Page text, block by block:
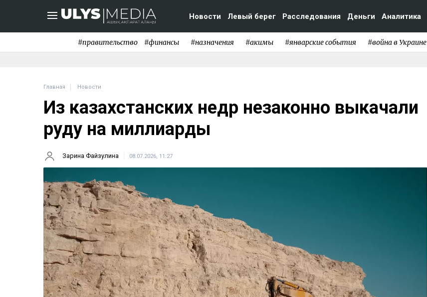
Новости Левый берег Расследования Деньги Аналитика
#правительство #финансы #назначения #акимы #январские события #война в Украине
Главная Новости
Из казахстанских недр незаконно выкачали
руду на миллиарды
Зарина Файзулина 08.07.2026, 11:27